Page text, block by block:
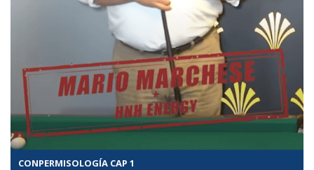
CONPERMISOLOGÍA CAP 1